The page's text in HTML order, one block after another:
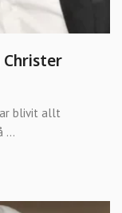
blivit allt
...